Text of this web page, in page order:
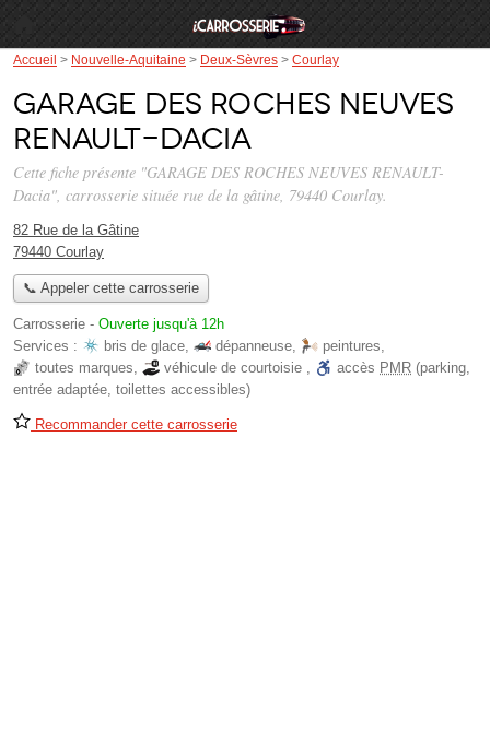
Accueil > Nouvelle-Aquitaine > Deux-Sèvres > Courlay
GARAGE DES ROCHES NEUVES
RENAULT-Dacia
Cette fiche présente "GARAGE DES ROCHES NEUVES RENAULT-
Dacia", carrosserie située rue de la gâtine, 79440 Courlay.
82 Rue de la Gâtine
79440 Courlay
📞 Appeler cette carrosserie
Carrosserie - Ouverte jusqu'à 12h
Services :
bris de glace, dépanneuse, peintures,
toutes marques, véhicule de courtoisie , accès PMR (parking,
entrée adaptée, toilettes accessibles)
Recommander cette carrosserie